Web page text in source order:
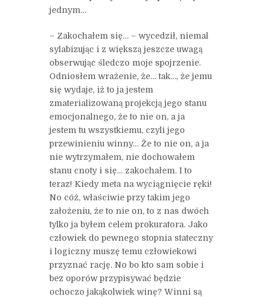
jednym…
– Zakochałem się… – wycedził, niemal
sylabizując i z większą jeszcze uwagą
obserwując śledczo moje spojrzenie.
Odniosłem wrażenie, że… tak…, że jemu
się wydaje, iż to ja jestem
zmaterializowaną projekcją jego stanu
emocjonalnego, że to nie on, a ja
jestem tu wszystkiemu, czyli jego
przewinieniu winny… Że to nie on, a ja
nie wytrzymałem, nie dochowałem
stanu cnoty i się… zakochałem. I to
teraz! Kiedy meta na wyciągnięcie ręki!
No cóż, właściwie przy takim jego
założeniu, że to nie on, to z nas dwóch
tylko ja byłem celem prokuratora. Jako
człowiek do pewnego stopnia stateczny
i logiczny muszę temu człowiekowi
przyznać rację. No bo kto sam sobie i
bez oporów przypisywać będzie
ochoczo jakąkolwiek winę? Winni są